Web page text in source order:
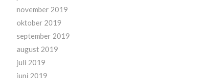
november 2019
oktober 2019
september 2019
august 2019
juli 2019
juni 2019